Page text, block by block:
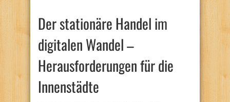
Der stationäre Handel im
digitalen Wandel –
Herausforderungen für die
Innenstädte